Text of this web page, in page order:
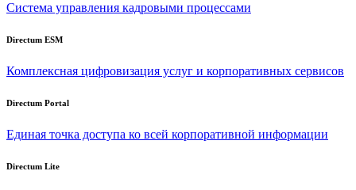
Система управления кадровыми процессами
Directum ESM
Комплексная цифровизация услуг и корпоративных сервисов
Directum Portal
Единая точка доступа ко всей корпоративной информации
Directum Lite